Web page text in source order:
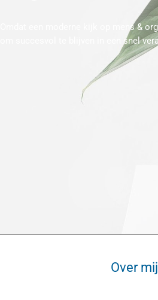
Omdat een moderne kijk op mens &
om succesvol te blijven in een snel
Over mij